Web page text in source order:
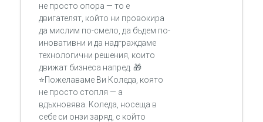
не просто опора — то е
двигателят, който ни провокира
да мислим по-смело, да бъдем по-
иновативни и да надграждаме
технологични решения, които
движат бизнеса напред. 🎁
⭐Пожелаваме Ви Коледа, която
не просто стопля — а
вдъхновява. Коледа, носеща в
себе си онзи заряд, с който